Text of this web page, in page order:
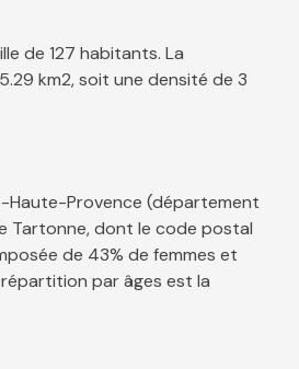
de 127 habitants. La
km2, soit une densité de 3
Haute-Provence (département
Tartonne, dont le code postal
de 43% de femmes et
par âges est la